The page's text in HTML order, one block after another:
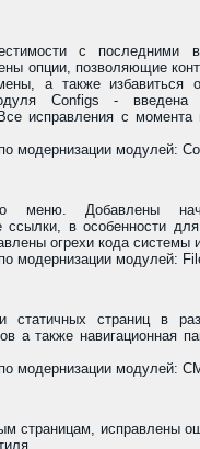
с последними
опции, позволяющие
а также избавиться
Configs - введена
исправления с момента
модернизации модулей:
меню. Добавлены
ссылки, в особенности
огрехи кода системы
модернизации модулей:
статичных страниц в
а также навигационная
модернизации модулей:
страницам, исправлены